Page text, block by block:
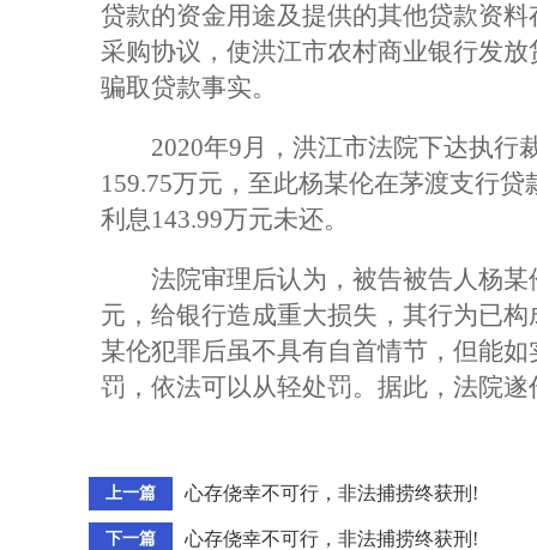
贷款的资金用途及提供的其他贷款资
采购协议，使洪江市农村商业银行发
骗取贷款事实。
2020年9月，洪江市法院下达执行
159.75万元，至此杨某伦在茅渡支行
利息143.99万元未还。
法院审理后认为，被告被告人杨某
元，给银行造成重大损失，其行为已
某伦犯罪后虽不具有自首情节，但能
罚，依法可以从轻处罚。据此，法院
上一篇 心存侥幸不可行，非法捕捞终获刑!
下一篇 心存侥幸不可行，非法捕捞终获刑!